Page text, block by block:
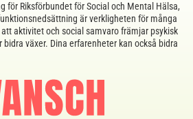
för Riksförbundet för Social och Mental Hälsa,
är verkligheten för många
aktivitet och social samvaro främjar psykisk
växer. Dina erfarenheter kan också bidra